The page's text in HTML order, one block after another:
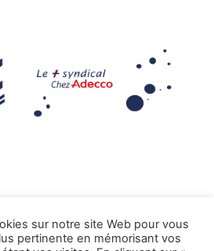
sur notre site Web pour vous
pertinente en mémorisant vos